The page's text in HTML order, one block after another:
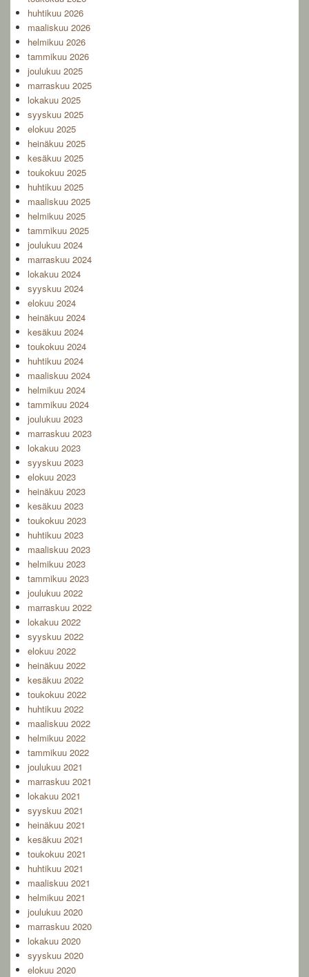
huhtikuu 2026
maaliskuu 2026
helmikuu 2026
tammikuu 2026
joulukuu 2025
marraskuu 2025
lokakuu 2025
syyskuu 2025
elokuu 2025
heinäkuu 2025
kesäkuu 2025
toukokuu 2025
huhtikuu 2025
maaliskuu 2025
helmikuu 2025
tammikuu 2025
joulukuu 2024
marraskuu 2024
lokakuu 2024
syyskuu 2024
elokuu 2024
heinäkuu 2024
kesäkuu 2024
toukokuu 2024
huhtikuu 2024
maaliskuu 2024
helmikuu 2024
tammikuu 2024
joulukuu 2023
marraskuu 2023
lokakuu 2023
syyskuu 2023
elokuu 2023
heinäkuu 2023
kesäkuu 2023
toukokuu 2023
huhtikuu 2023
maaliskuu 2023
helmikuu 2023
tammikuu 2023
joulukuu 2022
marraskuu 2022
lokakuu 2022
syyskuu 2022
elokuu 2022
heinäkuu 2022
kesäkuu 2022
toukokuu 2022
huhtikuu 2022
maaliskuu 2022
helmikuu 2022
tammikuu 2022
joulukuu 2021
marraskuu 2021
lokakuu 2021
syyskuu 2021
heinäkuu 2021
kesäkuu 2021
toukokuu 2021
huhtikuu 2021
maaliskuu 2021
helmikuu 2021
joulukuu 2020
marraskuu 2020
lokakuu 2020
syyskuu 2020
elokuu 2020